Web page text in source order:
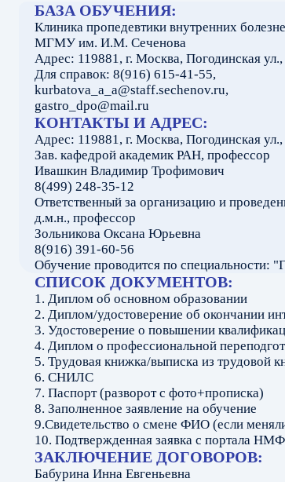
БАЗА ОБУЧЕНИЯ:
Клиника пропедевтики внутренних
МГМУ им. И.М. Сеченова
Адрес: 119881, г. Москва, Погодинская ул.,
Для справок: 8(916) 615-41-55,
kurbatova_a_a@staff.sechenov.ru,
gastro_dpo@mail.ru
КОНТАКТЫ И АДРЕС:
Адрес: 119881, г. Москва, Погодинская ул.,
Зав. кафедрой академик РАН, профессор
Ивашкин Владимир Трофимович
8(499) 248-35-12
Ответственный за организацию и
д.м.н., профессор
Зольникова Оксана Юрьевна
8(916) 391-60-56
Обучение проводится по специальности:
СПИСОК ДОКУМЕНТОВ:
1. Диплом об основном образовании
2. Диплом/удостоверение об окончании
3. Удостоверение о повышении
4. Диплом о профессиональной
5. Трудовая книжка/выписка из трудовой
6. СНИЛС
7. Паспорт (разворот с фото+прописка)
8. Заполненное заявление на обучение
9.Свидетельство о смене ФИО (если
10. Подтвержденная заявка с портала
ЗАКЛЮЧЕНИЕ ДОГОВОРОВ:
Бабурина Инна Евгеньевна